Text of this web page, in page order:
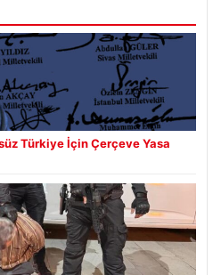
Türkiye İçin Çerçeve Yasa